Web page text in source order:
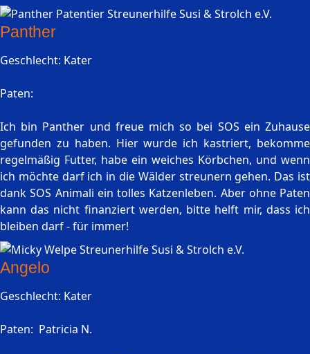
Panther
Geschlecht: Kater
Paten:
Ich bin Panther und freue mich so bei SOS ein Zuhause
gefunden zu haben. Hier wurde ich kastriert, bekomme
regelmäßig Futter, habe ein weiches Körbchen, und wenn
ich möchte darf ich in die Wälder streunern gehen. Das ist
dank SOS Animali ein tolles Katzenleben. Aber ohne Paten
kann das nicht finanziert werden, bitte helft mir, dass ich
bleiben darf - für immer!
Angelo
Geschlecht: Kater
Paten: Patricia N.